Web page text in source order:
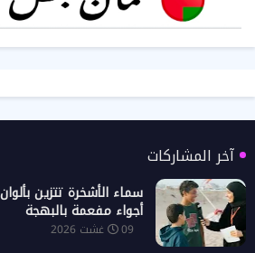
آخر المشاركات
سماء الأشخرة تتزين
أجواء مفعمة بالبهجة
09 غشت 2026